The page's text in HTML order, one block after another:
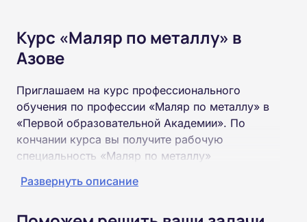
Курс «Маляр по металлу» в
Азове
Приглашаем на курс профессионального
обучения по профессии «Маляр по металлу» в
«Первой образовательной Академии». По
кончании курса вы получите рабочую
специальность «Маляр по металлу»
Развернуть описание